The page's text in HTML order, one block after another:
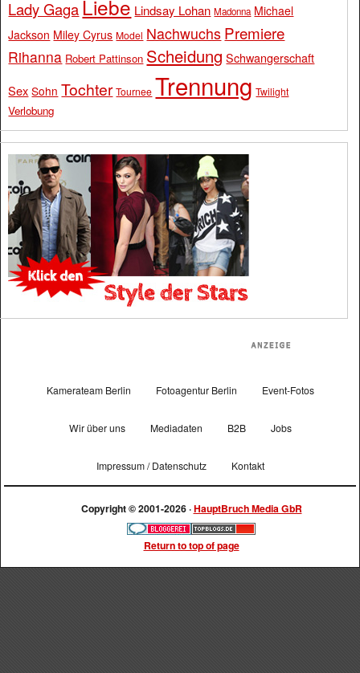
Lady Gaga Liebe Lindsay Lohan Madonna Michael
Jackson Miley Cyrus Model Nachwuchs Premiere
Rihanna Robert Pattinson Scheidung Schwangerschaft
Sex Sohn Tochter Tournee Trennung Twilight
Verlobung
Kamerateam Berlin Fotoagentur Berlin Event-Fotos
Wir über uns Mediadaten B2B Jobs
Impressum / Datenschutz Kontakt
Copyright © 2001-2026 ·HauptBruch Media GbR
Return to top of page